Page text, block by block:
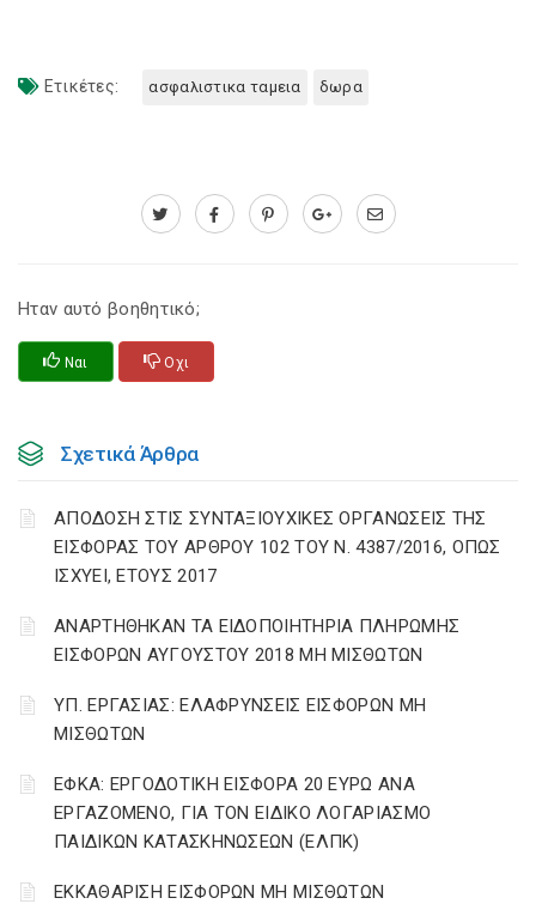
Ετικέτες: ασφαλιστικα ταμεια δωρα
Ηταν αυτό βοηθητικό;
Ναι Οχι
Σχετικά Άρθρα
ΑΠΟΔΟΣΗ ΣΤΙΣ ΣΥΝΤΑΞΙΟΥΧΙΚΕΣ ΟΡΓΑΝΩΣΕΙΣ ΤΗΣ
ΕΙΣΦΟΡΑΣ ΤΟΥ ΑΡΘΡΟΥ 102 ΤΟΥ Ν. 4387/2016, ΟΠΩΣ
ΙΣΧΥΕΙ, ΕΤΟΥΣ 2017
ΑΝΑΡΤΗΘΗΚΑΝ ΤΑ ΕΙΔΟΠΟΙΗΤΗΡΙΑ ΠΛΗΡΩΜΗΣ
ΕΙΣΦΟΡΩΝ ΑΥΓΟΥΣΤΟΥ 2018 ΜΗ ΜΙΣΘΩΤΩΝ
ΥΠ. ΕΡΓΑΣΙΑΣ: ΕΛΑΦΡΥΝΣΕΙΣ ΕΙΣΦΟΡΩΝ ΜΗ
ΜΙΣΘΩΤΩΝ
ΕΦΚΑ: ΕΡΓΟΔΟΤΙΚΗ ΕΙΣΦΟΡΑ 20 ΕΥΡΩ ΑΝΑ
ΕΡΓΑΖΟΜΕΝΟ, ΓΙΑ ΤΟΝ ΕΙΔΙΚΟ ΛΟΓΑΡΙΑΣΜΟ
ΠΑΙΔΙΚΩΝ ΚΑΤΑΣΚΗΝΩΣΕΩΝ (ΕΛΠΚ)
ΕΚΚΑΘΑΡΙΣΗ ΕΙΣΦΟΡΩΝ ΜΗ ΜΙΣΘΩΤΩΝ